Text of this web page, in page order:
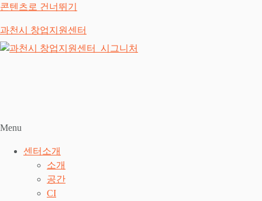
콘텐츠로 건너뛰기
과천시 창업지원센터
Menu
센터소개
소개
공간
CI